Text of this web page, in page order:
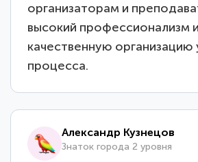
организаторам и
высокий профессионализм и
качественную организацию
процесса.
Александр Кузнецов
Знаток города 2 уровня